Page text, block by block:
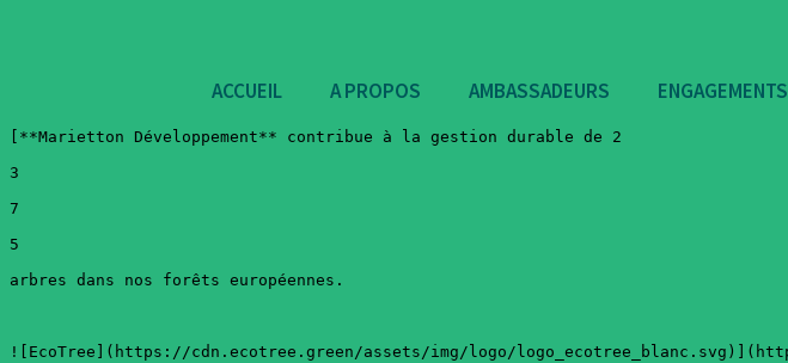
ACCUEIL A PROPOS AMBASSADEURS ENGAGEMENTS